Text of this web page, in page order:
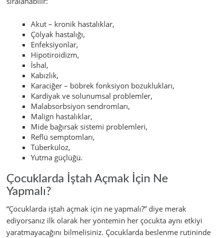
Akut – kronik hastalıklar,
Çölyak hastalığı,
Enfeksiyonlar,
Hipotiroidizm,
İshal,
Kabızlık,
Karaciğer – böbrek fonksiyon bozuklukları,
Kardiyak ve solunumsal problemler,
Malabsorbsiyon sendromları,
Malign hastalıklar,
Mide bağırsak sistemi problemleri,
Reflü semptomları,
Tüberküloz,
Yutma güçlüğü.
Çocuklarda İştah Açmak İçin Ne
Yapmalı?
“Çocuklarda iştah açmak için ne yapmalı?” diye merak
ediyorsanız ilk olarak her yöntemin her çocukta aynı etkiyi
yaratmayacağını bilmelisiniz. Çocuklarda beslenme rutininde